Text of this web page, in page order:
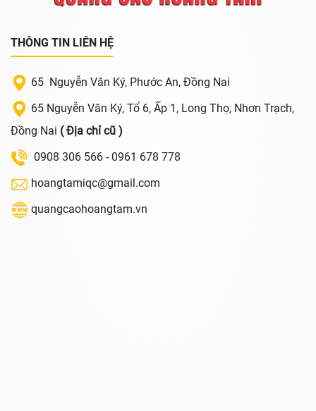
THÔNG TIN LIÊN HỆ
65 Nguyễn Văn Ký, Phước An, Đồng Nai
65 Nguyễn Văn Ký, Tổ 6, Ấp 1, Long Thọ, Nhơn Trạch,
Đồng Nai ( Địa chỉ cũ )
0908 306 566 - 0961 678 778
hoangtamiqc@gmail.com
quangcaohoangtam.vn